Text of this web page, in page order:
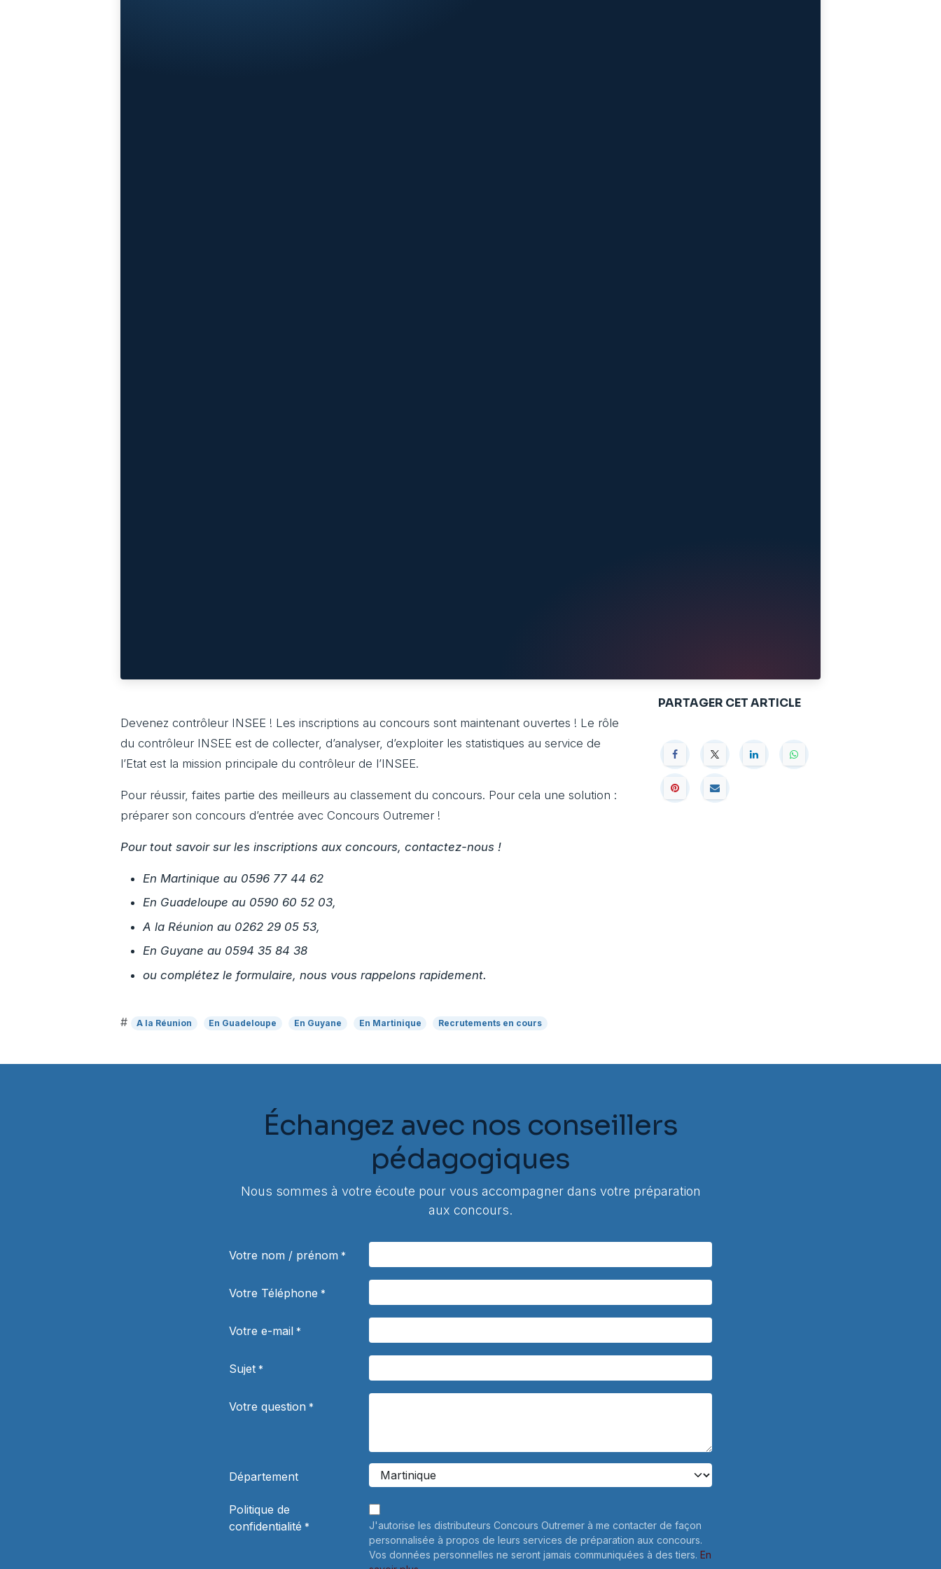
Devenez contrôleur INSEE ! Les inscriptions au concours sont maintenant ouvertes ! Le rôle
du contrôleur INSEE est de collecter, d’analyser, d’exploiter les statistiques au service de
l’Etat est la mission principale du contrôleur de l’INSEE.
Pour réussir, faites partie des meilleurs au classement du concours. Pour cela une solution :
préparer son concours d’entrée avec Concours Outremer !
Pour tout savoir sur les inscriptions aux concours, contactez-nous !
En Martinique au 0596 77 44 62
En Guadeloupe au 0590 60 52 03,
A la Réunion au 0262 29 05 53,
En Guyane au 0594 35 84 38
ou complétez le formulaire, nous vous rappelons rapidement.
# A la Réunion En Guadeloupe En Guyane En Martinique Recrutements en cours
PARTAGER CET ARTICLE
Échangez avec nos conseillers
pédagogiques
Nous sommes à votre écoute pour vous accompagner dans votre préparation
aux concours.
Votre nom / prénom *
Votre Téléphone *
Votre e-mail *
Sujet *
Votre question *
Département
Politique de
confidentialité *
J'autorise les distributeurs Concours Outremer à me contacter de façon
personnalisée à propos de leurs services de préparation aux concours.
Vos données personnelles ne seront jamais communiquées à des tiers. En